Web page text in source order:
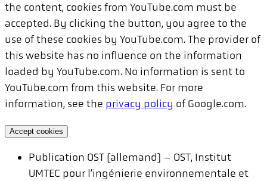
the content, cookies from YouTube.com must be
accepted. By clicking the button, you agree to the
use of these cookies by YouTube.com. The provider of
this website has no influence on the information
loaded by YouTube.com. No information is sent to
YouTube.com from this website. For more
information, see the privacy policy of Google.com.
Accept cookies
Publication OST (allemand) – OST, Institut
UMTEC pour l’ingénierie environnementale et